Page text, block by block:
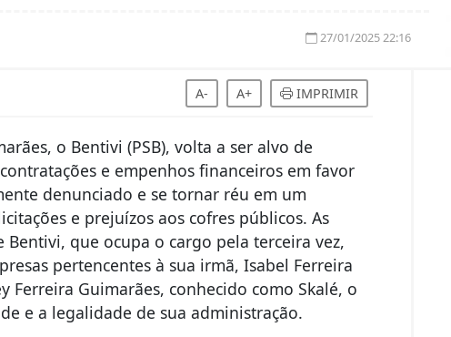
27/01/2025 22:16
A- A+ IMPRIMIR
o Bentivi (PSB), volta a ser alvo de
e empenhos financeiros em favor
denunciado e se tornar réu em um
e prejuízos aos cofres públicos. As
que ocupa o cargo pela terceira vez,
pertencentes à sua irmã, Isabel Ferreira
Ferreira Guimarães, conhecido como Skalé, o
e a legalidade de sua administração.